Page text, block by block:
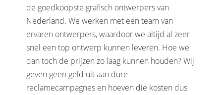
de goedkoopste grafisch ontwerpers van
Nederland. We werken met een team van
ervaren ontwerpers, waardoor we altijd al zeer
snel een top ontwerp kunnen leveren. Hoe we
dan toch de prijzen zo laag kunnen houden? Wij
geven geen geld uit aan dure
reclamecampagnes en hoeven die kosten dus